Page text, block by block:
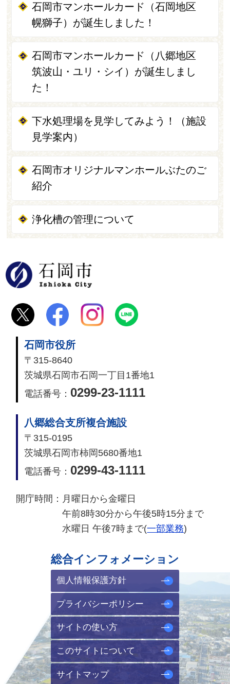
石岡市マンホールカード（石岡地区
幌獅子）が誕生しました！
石岡市マンホールカード（八郷地区
筑波山・ユリ・シイ）が誕生しまし
た！
下水処理場を見学してみよう！（施設
見学案内）
石岡市オリジナルマンホールぶたのご
紹介
浄化槽の管理について
石岡市役所
〒315-8640
茨城県石岡市石岡一丁目1番地1
電話番号： 0299-23-1111
八郷総合支所複合施設
〒315-0195
茨城県石岡市柿岡5680番地1
電話番号： 0299-43-1111
開庁時間： 月曜日から金曜日
午前8時30分から午後5時15分まで
水曜日 午後7時まで(一部業務)
総合インフォメーション
個人情報保護方針
プライバシーポリシー
サイトの使い方
このサイトについて
サイトマップ